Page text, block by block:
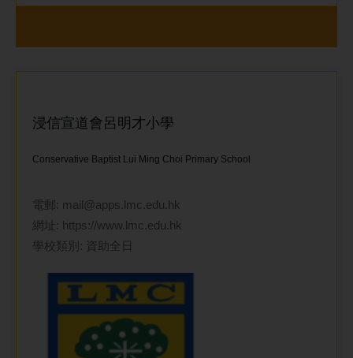
浸信宣道會呂明才小學
Conservative Baptist Lui Ming Choi Primary School
電郵: mail@apps.lmc.edu.hk
網址: https://www.lmc.edu.hk
學校類別: 資助全日